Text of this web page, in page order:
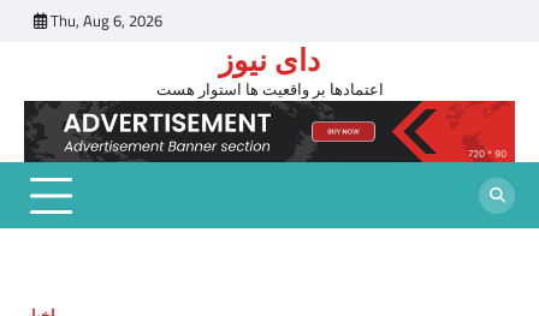
Thu, Aug 6, 2026
دای نیوز
اعتمادها بر واقعیت ها استوار هست